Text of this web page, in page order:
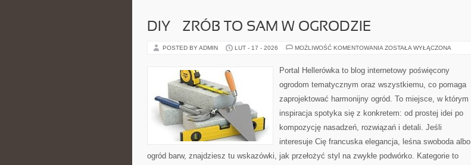
DIY – ZRÓB TO SAM W OGRODZIE
POSTED BY ADMIN LUT - 17 - 2026 MOŻLIWOŚĆ KOMENTOWANIA DIY
TO
SAM
OGRODZIE
ZOSTAŁA WYŁĄCZONA
Portal Hellerówka to blog internetowy poświęcony
ogrodom tematycznym oraz wszystkiemu, co pomaga
zaprojektować harmonijny ogród. To miejsce, w którym
inspiracja spotyka się z konkretem: od prostej idei po
kompozycję nasadzeń, rozwiązań i detali. Jeśli
interesuje Cię francuska elegancja, leśna swoboda albo
ogród barw, znajdziesz tu wskazówki, jak przełożyć styl na zwykłe podwórko. Kategorie to